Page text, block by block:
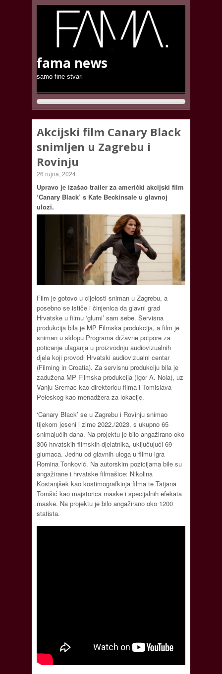
fama news
samo fine stvari
Akcijski film Canary Black
snimljen u Zagrebu i
Rovinju
26 rujna, 2024
Upravo je izašao trailer za američki akcijski film
‘Canary Black’ s Kate Beckinsale u glavnoj
ulozi.
Film je gotovo u cijelosti sniman u Zagrebu, a
posebno se ističe i činjenica da glavni grad
Hrvatske u filmu ‘glumi’ sam sebe. Servisna
produkcija bila je MP Filmska produkcija, a film je
sniman u sklopu Programa državne potpore za
poticanje ulaganja u proizvodnju audiovizualnih
djela koji provodi Hrvatski audiovizualni centar
(Filming in Croatia). Za servisnu produkciju bila je
zadužena MP Filmska produkcija (Igor A. Nola), uz
Vanju Sremac kao direktoricu filma i Tomislava
Peleskog kao menadžera za lokacije.
‘Canary Black’ se u Zagrebu i Rovinju snimao
tijekom jeseni i zime 2022./2023. s ukupno 65
snimajućih dana. Na projektu je bilo angažirano oko
306 hrvatskih filmskih djelatnika, uključujući 69
glumaca. Jednu od glavnih uloga u filmu igra
Romina Tonković. Na autorskim pozicijama bile su
angažirane i hrvatske filmašice: Nikolina
Kostanjšek kao kostimografkinja filma te Tatjana
Tomšić kao majstorica maske i specijalnih efekata
maske. Na projektu je bilo angažirano oko 1200
statista.